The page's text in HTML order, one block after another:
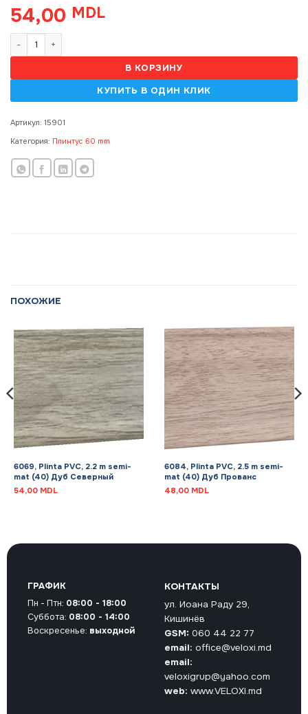
54,00 MDL
Количество товара 6063, Plinta PVC, 2.2 m semi-mat (40) Дуб
В КОРЗИНУ
Артикул: 15901
Категория: Плинтус 60 mm
ПОХОЖИЕ
6069, Plinta PVC, 2.2 m semi-
mat (40) Дуб Северный
54,00 MDL
6084, Plinta PVC, 2.5 m semi-
mat (40) Дуб Прованс
48,00 MDL
КОНТАКТЫ
ул. Иоана Раду 29,
Кишинёв
GSM: 060 44 22 77
email: office@veloxi.md
email:
veloxigrup@yahoo.com
web: www.VELOXI.md
ГРАФИК
Пн - Птн: 08:00 - 18:00
Суббота: 08:00 - 14:00
Воскресенье: выходной